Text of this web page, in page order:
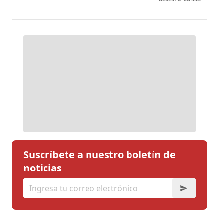
Suscríbete a nuestro boletín de
noticias